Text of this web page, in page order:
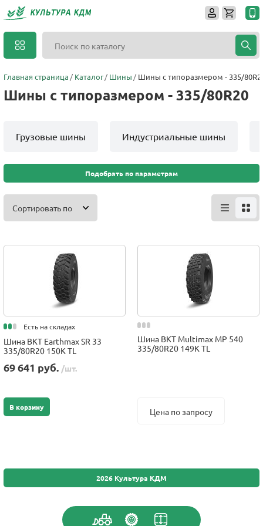
Главная страница Каталог Шины Шины с типоразмером - 335/
Шины с типоразмером - 335/80R20
Грузовые шины Индустриальные шины
Подобрать по параметрам
Сортировать по
Есть на складах
Шина BKT Earthmax SR 33
335/80R20 150K TL
69 641 руб. /шт.
В корзину
Шина BKT Multimax MP 540
335/80R20 149K TL
Цена по запросу
2026 Культура КДМ